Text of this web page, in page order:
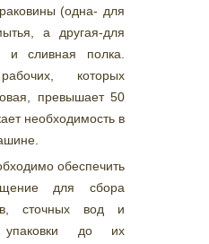
(одна- для
а другая-для
и сливная полка.
которых
превышает 50
необходимость в
обеспечить
для сбора
сточных вод и
упаковки до их